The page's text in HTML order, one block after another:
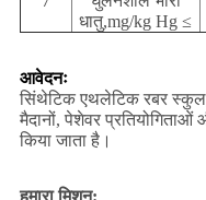
धातु,mg/kg Hg ≤
आवेदनः
सिंथेटिक एथलेटिक रबर
मैदानों, पेशेवर
किया जाता है।